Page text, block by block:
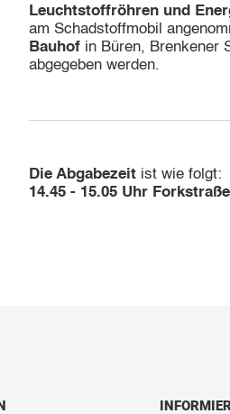
Leuchtstoffröhren und
am Schadstoffmobil
Bauhofin Büren, Brenkener
abgegeben werden.
Die Abgabezeitist wie folgt:
14.45 - 15.05 Uhr Forkstraße